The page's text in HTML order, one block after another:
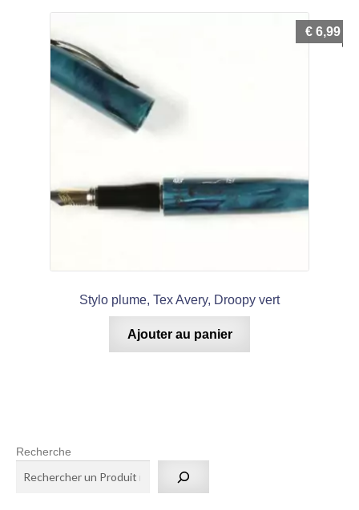
Stylo plume, Tex Avery, Droopy vert
€ 6,99
Ajouter au panier
Recherche